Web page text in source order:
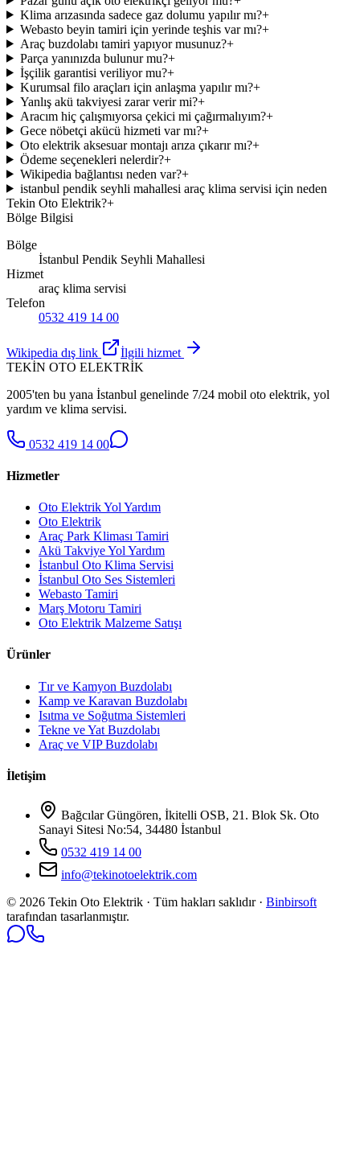
Klima arızasında sadece gaz dolumu yapılır mı?+
Webasto beyin tamiri için yerinde teşhis var mı?+
Araç buzdolabı tamiri yapıyor musunuz?+
Parça yanınızda bulunur mu?+
İşçilik garantisi veriliyor mu?+
Kurumsal filo araçları için anlaşma yapılır mı?+
Yanlış akü takviyesi zarar verir mi?+
Aracım hiç çalışmıyorsa çekici mi çağırmalıyım?+
Gece nöbetçi akücü hizmeti var mı?+
Oto elektrik aksesuar montajı arıza çıkarır mı?+
Ödeme seçenekleri nelerdir?+
Wikipedia bağlantısı neden var?+
istanbul pendik seyhli mahallesi araç klima servisi için neden
Tekin Oto Elektrik?+
Bölge Bilgisi
Bölge
İstanbul Pendik Seyhli Mahallesi
Hizmet
araç klima servisi
Telefon
0532 419 14 00
Wikipedia dış link
İlgili hizmet
TEKİN OTO ELEKTRİK
2005'ten bu yana İstanbul genelinde 7/24 mobil oto elektrik, yol
yardım ve klima servisi.
0532 419 14 00
Hizmetler
Oto Elektrik Yol Yardım
Oto Elektrik
Araç Park Kliması Tamiri
Akü Takviye Yol Yardım
İstanbul Oto Klima Servisi
İstanbul Oto Ses Sistemleri
Webasto Tamiri
Marş Motoru Tamiri
Oto Elektrik Malzeme Satışı
Ürünler
Tır ve Kamyon Buzdolabı
Kamp ve Karavan Buzdolabı
Isıtma ve Soğutma Sistemleri
Tekne ve Yat Buzdolabı
Araç ve VIP Buzdolabı
İletişim
Bağcılar Güngören, İkitelli OSB, 21. Blok Sk. Oto
Sanayi Sitesi No:54, 34480 İstanbul
0532 419 14 00
info@tekinotoelektrik.com
© 2026 Tekin Oto Elektrik · Tüm hakları saklıdır · Binbirsoft
tarafından tasarlanmıştır.